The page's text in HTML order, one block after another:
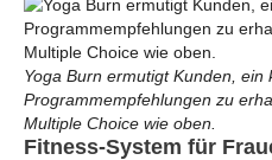
Yoga Burn ermutigt Kunden,
Programmempfehlungen zu
Multiple Choice wie oben.
Fitness-System für